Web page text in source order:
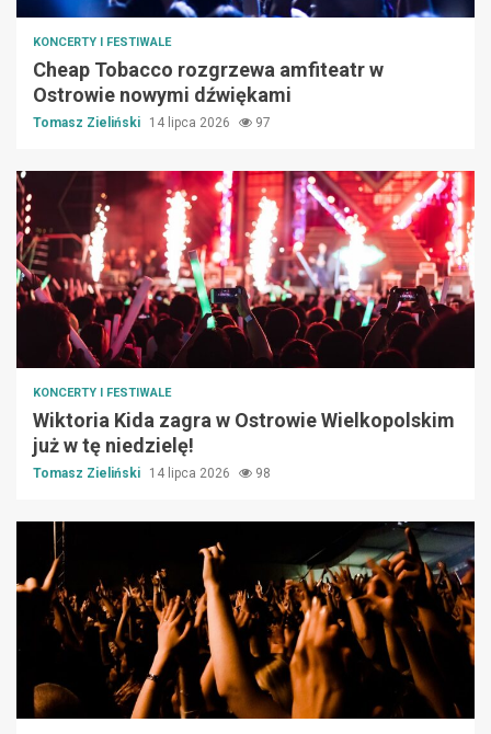
KONCERTY I FESTIWALE
Cheap Tobacco rozgrzewa amfiteatr w
Ostrowie nowymi dźwiękami
Tomasz Zieliński 14 lipca 2026 97
KONCERTY I FESTIWALE
Wiktoria Kida zagra w Ostrowie Wielkopolskim
już w tę niedzielę!
Tomasz Zieliński 14 lipca 2026 98